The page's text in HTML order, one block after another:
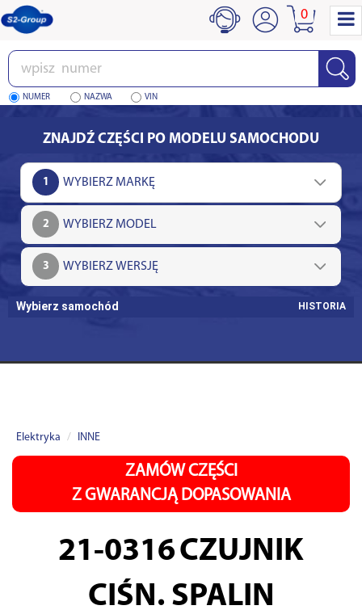
Wpisz
numer
NUMER NAZWA VIN
0
ZNAJDŹ CZĘŚCI PO MODELU SAMOCHODU
1
2
3
Wybierz samochód HISTORIA
Elektryka INNE
ZAMÓW CZĘŚCI
Z GWARANCJĄ DOPASOWANIA
21-0316CZUJNIK
CIŚN. SPALIN